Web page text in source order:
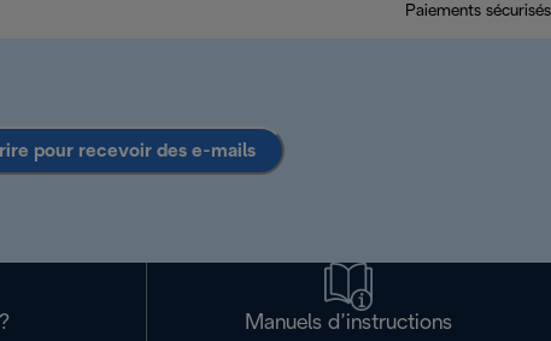
Paiements sécurisés
pour recevoir des e-mails
Manuels d’instructions